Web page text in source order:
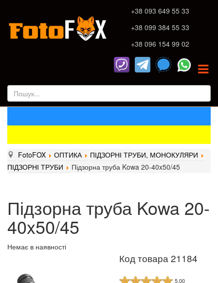
+38 093 649 55 33
+38 099 384 55 33
+38 096 154 99 02
FotoFOX ОПТИКА
ПІДЗОРНІ ТРУБИ, МОНОКУЛЯРИ
ПІДЗОРНІ ТРУБИ
Підзорна труба Kowa 20-40x50/45
Підзорна труба Kowa 20-
40x50/45
Немає в наявності
Код товара 21184
5.00